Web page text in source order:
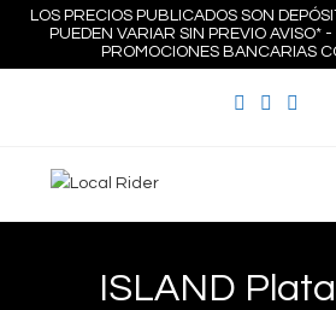
contenido
LOS PRECIOS PUBLICADOS SON
PUEDEN VARIAR SIN PREVIO AVISO*
PROMOCIONES BANCARIAS
ISLAND